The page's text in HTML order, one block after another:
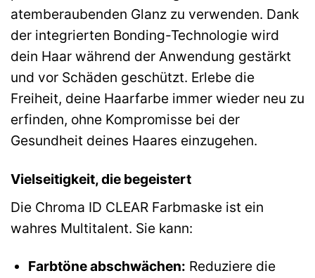
atemberaubenden Glanz zu verwenden. Dank
der integrierten Bonding-Technologie wird
dein Haar während der Anwendung gestärkt
und vor Schäden geschützt. Erlebe die
Freiheit, deine Haarfarbe immer wieder neu zu
erfinden, ohne Kompromisse bei der
Gesundheit deines Haares einzugehen.
Vielseitigkeit, die begeistert
Die Chroma ID CLEAR Farbmaske ist ein
wahres Multitalent. Sie kann:
Farbtöne abschwächen: Reduziere die